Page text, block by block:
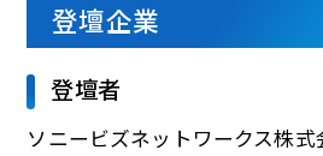
登壇企業
登壇者
ソニービズネットワークス株式